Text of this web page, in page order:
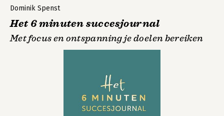
Dominik Spenst
Het 6 minuten succesjournal
Met focus en ontspanning je doelen bereiken